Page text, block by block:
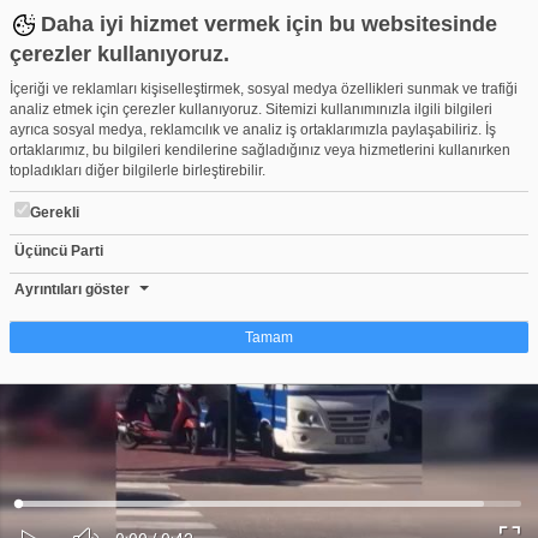
Daha iyi hizmet vermek için bu websitesinde
çerezler kullanıyoruz.
İçeriği ve reklamları kişiselleştirmek, sosyal medya özellikleri sunmak ve trafiği
analiz etmek için çerezler kullanıyoruz. Sitemizi kullanımınızla ilgili bilgileri
ayrıca sosyal medya, reklamcılık ve analiz iş ortaklarımızla paylaşabiliriz. İş
ortaklarımız, bu bilgileri kendilerine sağladığınız veya hizmetlerini kullanırken
topladıkları diğer bilgilerle birleştirebilir.
Gerekli
Üçüncü Parti
Ayrıntıları göster
Tamam
Çerez nedir?
Çerezler, web-sitelerinin, kullanıcıların deneyimlerini daha verimli hale getirmek
amacıyla kullandığı küçük metin dosyalarıdır. Yasalara göre, bu sitenin
işletilmesi için kesinlikle gerekli olan çerezleri cihazınıza yerleştirebiliyoruz.
Diğer çerez türleri için sizden izin almamız gerekiyor. Bu site farklı çerez türleri
kullanmaktadır. Bazı çerezler, sayfalarımızda yer alan üçüncü şahıs hizmetleri
tarafından yerleştirilir. İzniniz şu alanlar için geçerlidir: web.tv
Ses
Yüklendi:
Yükleniyor:
Bursa'da trafikte kavga! Minibüs şoförü ile motokurye birbirine